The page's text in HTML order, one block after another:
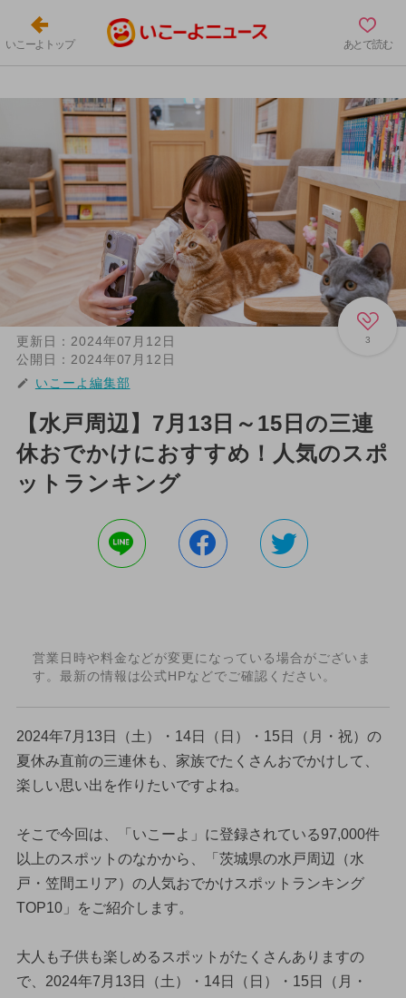
いこーよトップ あとで読む
3
更新日： 2024年07月12日
公開日： 2024年07月12日
いこーよ編集部
【水戸周辺】7月13日～15日の三連
休おでかけにおすすめ！人気のスポ
ットランキング
営業日時や料金などが変更になっている場合がございま
す。最新の情報は公式HPなどでご確認ください。
2024年7月13日（土）・14日（日）・15日（月・祝）の
夏休み直前の三連休も、家族でたくさんおでかけして、
楽しい思い出を作りたいですよね。
そこで今回は、「いこーよ」に登録されている97,000件
以上のスポットのなかから、「茨城県の水戸周辺（水
戸・笠間エリア）の人気おでかけスポットランキング
TOP10」をご紹介します。
大人も子供も楽しめるスポットがたくさんありますの
で、2024年7月13日（土）・14日（日）・15日（月・